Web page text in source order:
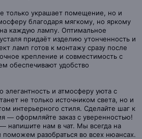
только украшает помещение, но и
благодаря мягкому, но яркому
каждую лампу. Оптимальное
придаёт изделию утонченность и
ламп готов к монтажу сразу после
крепление и совместимость с
обеспечивают удобство
элегантность и атмосферу уюта с
не только источником света, но и
интерьерного стиля. Сделайте шаг к
— оформляйте заказ с уверенностью!
напишите нам в чат. Мы всегда на
поможем разобраться во всех нюансах.